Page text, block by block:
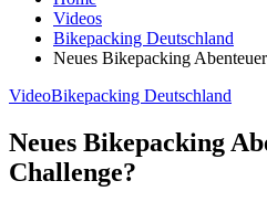
Videos
Bikepacking Deutschland
Neues Bikepacking
VideoBikepacking Deutschland
Neues Bikepacking
Challenge?